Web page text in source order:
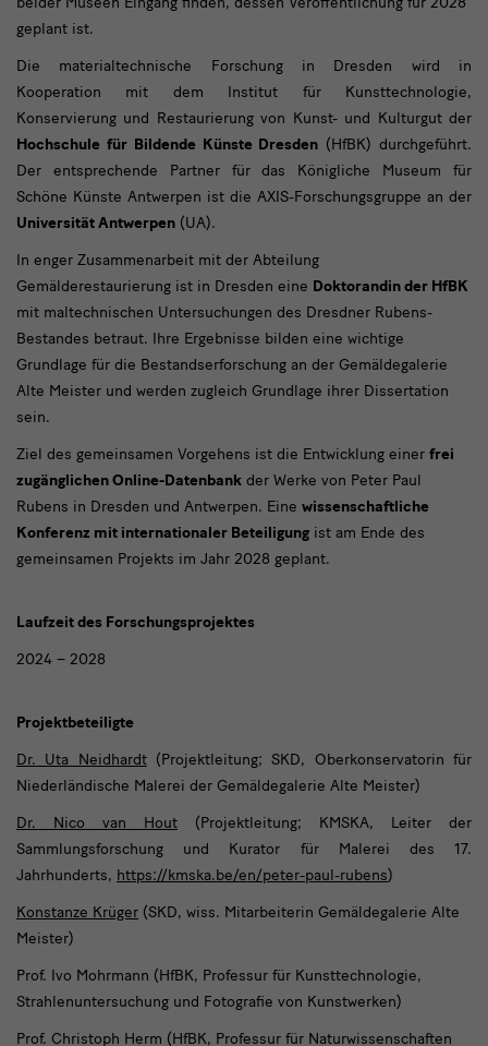
geplant ist.
Die materialtechnische Forschung in Dresden wird in
Kooperation mit dem Institut für Kunsttechnologie,
Konservierung und Restaurierung von Kunst- und Kulturgut der
Hochschule für Bildende Künste Dresden (HfBK) durchgeführt.
Der entsprechende Partner für das Königliche Museum für
Schöne Künste Antwerpen ist die AXIS-Forschungsgruppe an der
Universität Antwerpen (UA).
In enger Zusammenarbeit mit der Abteilung
Gemälderestaurierung ist in Dresden eine Doktorandin der HfBK
mit maltechnischen Untersuchungen des Dresdner Rubens-
Bestandes betraut. Ihre Ergebnisse bilden eine wichtige
Grundlage für die Bestandserforschung an der Gemäldegalerie
Alte Meister und werden zugleich Grundlage ihrer Dissertation
sein.
Ziel des gemeinsamen Vorgehens ist die Entwicklung einer frei
zugänglichen Online-Datenbank der Werke von Peter Paul
Rubens in Dresden und Antwerpen. Eine wissenschaftliche
Konferenz mit internationaler Beteiligung ist am Ende des
gemeinsamen Projekts im Jahr 2028 geplant.
Laufzeit des Forschungsprojektes
2024 – 2028
Projektbeteiligte
Dr. Uta Neidhardt(Projektleitung; SKD, Oberkonservatorin für
Niederländische Malerei der Gemäldegalerie Alte Meister)
Dr. Nico van Hout (Projektleitung; KMSKA, Leiter der
Sammlungsforschung und Kurator für Malerei des 17.
Jahrhunderts, https://kmska.be/en/peter-paul-rubens)
Konstanze Krüger (SKD, wiss. Mitarbeiterin Gemäldegalerie Alte
Meister)
Prof. Ivo Mohrmann (HfBK, Professur für Kunsttechnologie,
Strahlenuntersuchung und Fotografie von Kunstwerken)
Prof. Christoph Herm (HfBK, Professur für Naturwissenschaften